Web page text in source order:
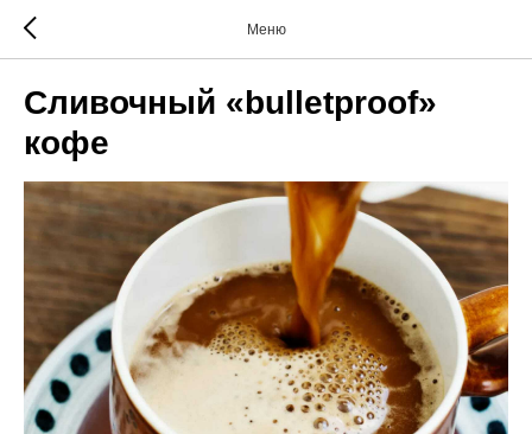
Меню
Сливочный «bulletproof»
кофе